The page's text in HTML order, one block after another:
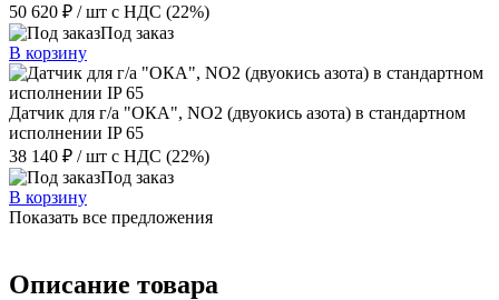
50 620 ₽ / шт с НДС (22%)
Под заказ
В корзину
Датчик для г/а "ОКА", NO2 (двуокись азота) в стандартном
исполнении IP 65
38 140 ₽ / шт с НДС (22%)
Под заказ
В корзину
Показать все предложения
Описание товара